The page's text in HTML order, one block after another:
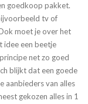
goedkoop pakket.
tv of
moet je over het
idee een beetje
net zo goed
blijkt dat een goede
aanbieders van alles
gekozen alles in 1